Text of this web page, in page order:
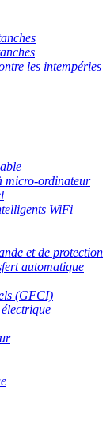
les intempéries
micro-ordinateur
WiFi
et de protection
automatique
(GFCI)